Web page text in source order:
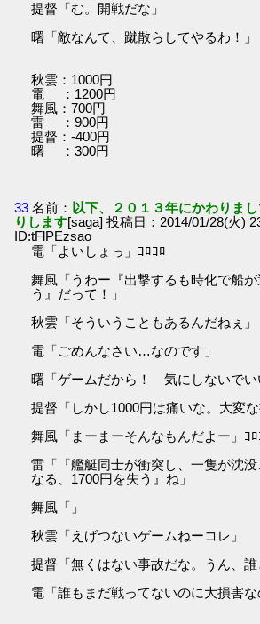
提督「む。開戦だな」
曙「敵なんて、蹴散らしてやるわ！」
秋雲：1000円
電 ：1200円
舞風：700円
雷 ：900円
提督：-400円
曙 ：300円
33 名前： 以下、２０１３年にかわりま
りします[saga] 投稿日：2014/01/28(火)
ID:tFlPEzsao
電「よいしょっ」ｺﾛｺﾛ
舞風「うわー『出撃するも時化で船
う』だって！」
秋雲「そういうこともあるんだねぇ」
電「ごめんなさい…なのです」
曙「ゲームだから！ 気にしないでい
提督「しかし1000円は痛いな。大変な
舞風「まーまーそんなもんだよー」ｺﾛ
雷「『艦艇同士が衝突し、一隻が沈
なる、1700円を失う』ね」
舞風「」
秋雲「えげつないゲームねーコレ」
提督「無くはない事故だな。うん、誰
電「誰もまだ戦ってないのに大損害な